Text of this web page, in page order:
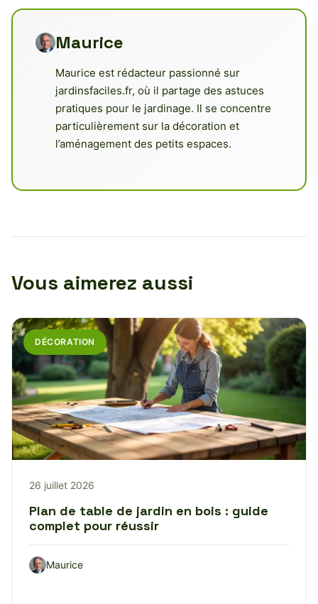
Maurice
Maurice est rédacteur passionné sur
jardinsfaciles.fr, où il partage des astuces
pratiques pour le jardinage. Il se concentre
particulièrement sur la décoration et
l’aménagement des petits espaces.
Vous aimerez aussi
DÉCORATION
26 juillet 2026
Plan de table de jardin en bois : guide
complet pour réussir
Maurice